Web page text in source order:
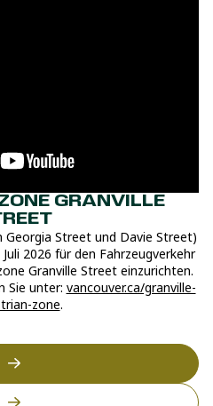
GRANVILLE S
Georgia Street und Davie Street)
2026 für den Fahrzeugverkehr
Granville Street einzurichten.
Sie unter: vancouver.ca/granville-
zone.